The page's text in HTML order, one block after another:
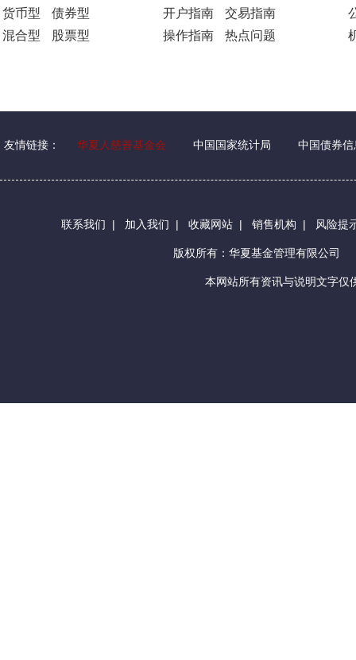
货币型
债券型
混合型
股票型
开户指南
交易指南
操作指南
热点问题
友情链接： 华夏人慈善基金会 中国国家统计局 中国债券信
联系我们 | 加入我们 | 收藏网站 | 销售机构 | 风险提
版权所有：华夏基金管理有限公司
本网站所有资讯与说明文字仅